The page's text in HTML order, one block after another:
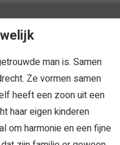
man is. Samen
Ze vormen samen
heeft een zoon uit een
haar eigen kinderen
om harmonie en een fijne